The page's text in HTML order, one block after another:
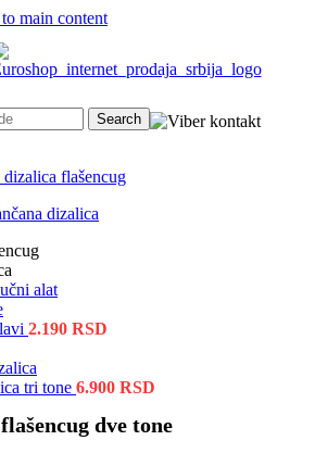
main content
Search
alat
2.190 RSD
tri tone 6.900 RSD
dve tone